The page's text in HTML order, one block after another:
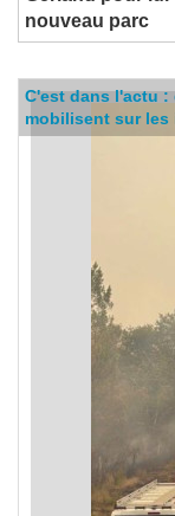
Gerland pour lui
nouveau parc
C'est dans l'actu :
mobilisent sur les